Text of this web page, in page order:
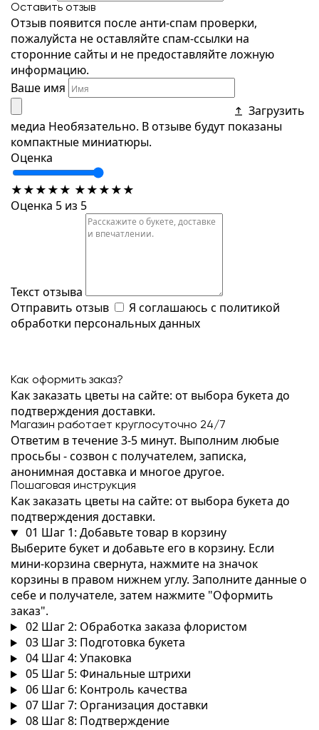
Оставить отзыв
Отзыв появится после анти-спам проверки,
пожалуйста не оставляйте спам-ссылки на
сторонние сайты и не предоставляйте ложную
информацию.
Ваше имя
Загрузить
медиа Необязательно. В отзыве будут показаны
компактные миниатюры.
Оценка
★★★★★ ★★★★★
Оценка 5 из 5
Текст отзыва
Отправить отзыв
Я соглашаюсь с политикой
обработки персональных данных
Как оформить заказ?
Как заказать цветы на сайте: от выбора букета до
подтверждения доставки.
Магазин работает круглосуточно 24/7
Ответим в течение 3-5 минут. Выполним любые
просьбы - созвон с получателем, записка,
анонимная доставка и многое другое.
Пошаговая инструкция
Как заказать цветы на сайте: от выбора букета до
подтверждения доставки.
01 Шаг 1: Добавьте товар в корзину
Выберите букет и добавьте его в корзину. Если
мини-корзина свернута, нажмите на значок
корзины в правом нижнем углу. Заполните данные о
себе и получателе, затем нажмите "Оформить
заказ".
02 Шаг 2: Обработка заказа флористом
03 Шаг 3: Подготовка букета
04 Шаг 4: Упаковка
05 Шаг 5: Финальные штрихи
06 Шаг 6: Контроль качества
07 Шаг 7: Организация доставки
08 Шаг 8: Подтверждение